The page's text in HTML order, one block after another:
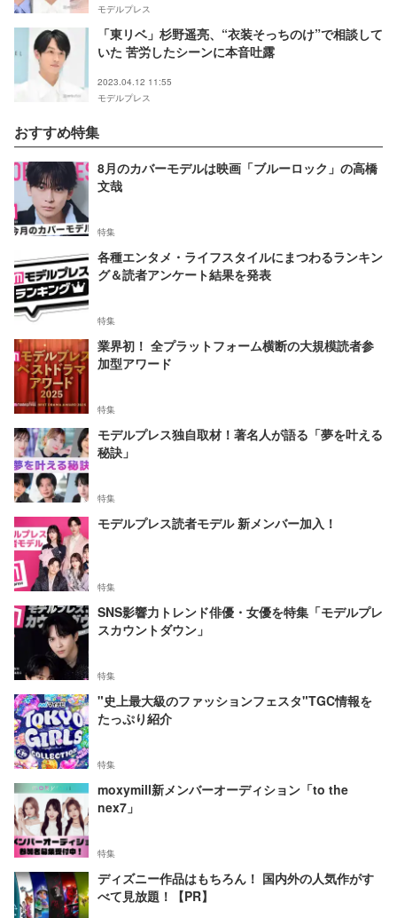
モデルプレス
「東リベ」杉野遥亮、“衣装そっちのけ”で相談して
いた 苦労したシーンに本音吐露
2023.04.12 11:55
モデルプレス
おすすめ特集
8月のカバーモデルは映画「ブルーロック」の高橋
文哉
特集
各種エンタメ・ライフスタイルにまつわるランキン
グ＆読者アンケート結果を発表
特集
業界初！ 全プラットフォーム横断の大規模読者参
加型アワード
特集
モデルプレス独自取材！著名人が語る「夢を叶える
秘訣」
特集
モデルプレス読者モデル 新メンバー加入！
特集
SNS影響力トレンド俳優・女優を特集「モデルプレ
スカウントダウン」
特集
"史上最大級のファッションフェスタ"TGC情報を
たっぷり紹介
特集
moxymill新メンバーオーディション「to the
nex7」
特集
ディズニー作品はもちろん！ 国内外の人気作がす
べて見放題！【PR】